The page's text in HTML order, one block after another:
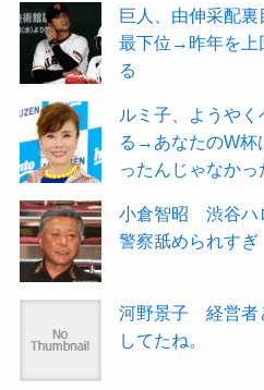
巨人、由伸采配
最下位→昨年を上
る
ルミ子、ようや
る→あなたのW杯
ったんじゃなかっ
小倉智昭 渋谷ハ
警察舐められすぎ
河野景子 経営者
してたね。